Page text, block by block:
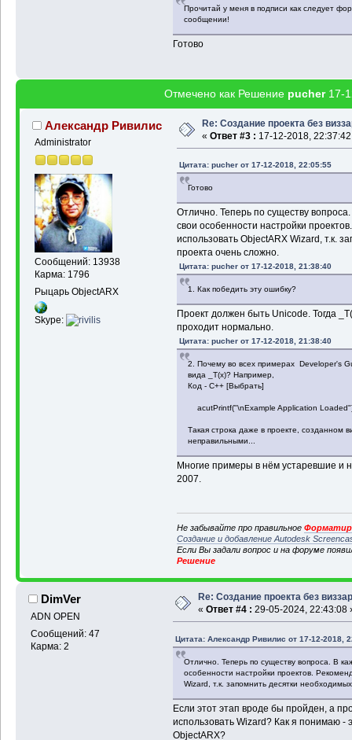
Прочитай у меня в подписи как следует
сообщении!
Готово
Отмечено как Решение pucher17-
Александр Ривилис
Administrator
Сообщений: 13938
Карма: 1796
Рыцарь ObjectARX
Skype:
Re: Создание проекта без
« Ответ #3 : 17-12-2018,
Цитата: pucher от 17-12-2018, 22:05:55
Готово
Отлично. Теперь по существу
свои особенности настройки
использовать ObjectARX Wizard, т.к.
проекта очень сложно.
Цитата: pucher от 17-12-2018, 21:38:40
1. Как победить эту ошибку?
Проект должен быть Unicode. Тогда
проходит нормально.
Цитата: pucher от 17-12-2018, 21:38:40
2. Почему во всех примерах Developer's
вида _T(x)? Например,
Код - C++ [Выбрать]
acutPrintf("\nExample Application
Такая строка даже в проекте, созданном
неправильными...
Многие примеры в нём устаревшие и
2007.
Не забывайте про правильное
Создание и добавление Autodesk
Если Вы задали вопрос и на форуме
Решение
DimVer
ADN OPEN
Сообщений: 47
Карма: 2
Re: Создание проекта без
« Ответ #4 : 29-05-2024, 22:43:08
Цитата: Александр Ривилис от 17-12-2018,
Отлично. Теперь по существу вопроса. В
особенности настройки проектов.
Wizard, т.к. запомнить десятки
Если этот этап вроде бы пройден, а
использовать Wizard? Как я понимаю -
ObjectARX?